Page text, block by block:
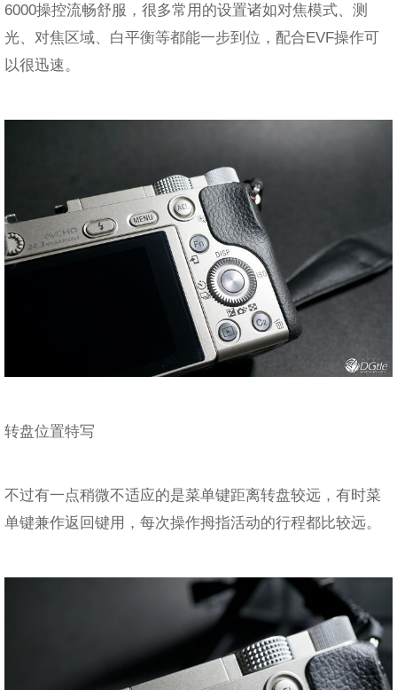
6000操控流畅舒服，很多常用的设置诸如对焦模式、测
光、对焦区域、白平衡等都能一步到位，配合EVF操作可
以很迅速。
转盘位置特写
不过有一点稍微不适应的是菜单键距离转盘较远，有时菜
单键兼作返回键用，每次操作拇指活动的行程都比较远。